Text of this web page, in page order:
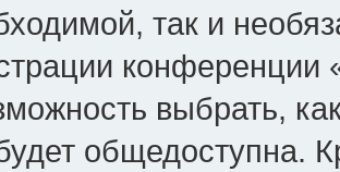
так и
выбрать,
общедоступна.